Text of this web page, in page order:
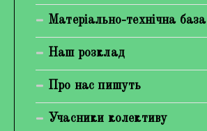
Матеріально-технічна база
Наш розклад
Про нас пишуть
Учасники колективу